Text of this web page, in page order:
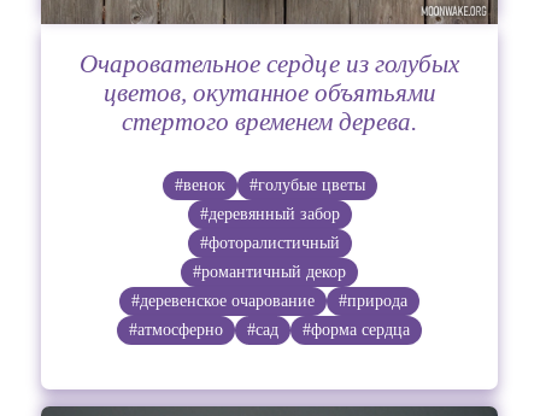
Очаровательное сердце из голубых
цветов, окутанное объятьями
стертого временем дерева.
#венок
#голубые цветы
#деревянный забор
#фоторалистичный
#романтичный декор
#деревенское очарование
#природа
#атмосферно
#сад #форма сердца